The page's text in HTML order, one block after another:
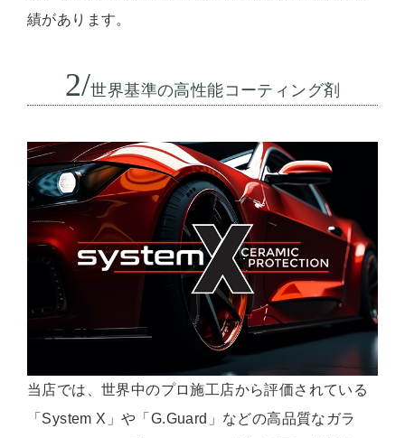
績があります。
2/世界基準の高性能コーティング剤
当店では、世界中のプロ施工店から評価されている
「System X」や「G.Guard」などの高品質なガラ